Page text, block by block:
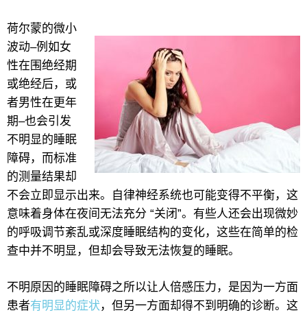
荷尔蒙的微小
波动–例如女
性在围绝经期
或绝经后，或
者男性在更年
期–也会引发
不明显的睡眠
障碍，而标准
的测量结果却
不会立即显示出来。自律神经系统也可能变得不平衡，这
意味着身体在夜间无法充分 “关闭”。有些人还会出现微妙
的呼吸调节紊乱或深度睡眠结构的变化，这些在简单的检
查中并不明显，但却会导致无法恢复的睡眠。
不明原因的睡眠障碍之所以让人倍感压力，是因为一方面
患者有明显的症状 ，但另一方面却得不到明确的诊断。这